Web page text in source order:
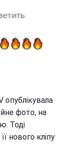
фото, на
Тоді
нового кліпу